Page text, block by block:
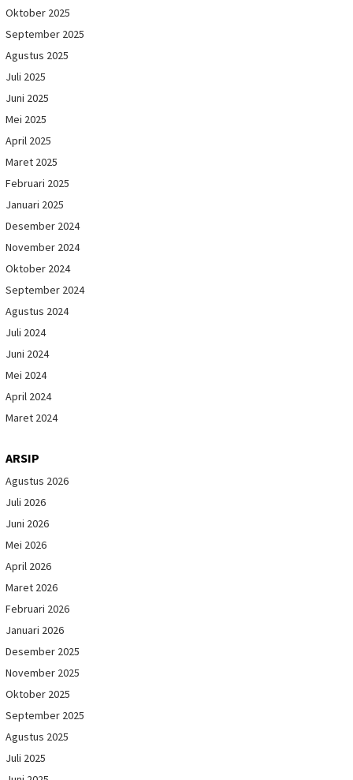
Oktober 2025
September 2025
Agustus 2025
Juli 2025
Juni 2025
Mei 2025
April 2025
Maret 2025
Februari 2025
Januari 2025
Desember 2024
November 2024
Oktober 2024
September 2024
Agustus 2024
Juli 2024
Juni 2024
Mei 2024
April 2024
Maret 2024
ARSIP
Agustus 2026
Juli 2026
Juni 2026
Mei 2026
April 2026
Maret 2026
Februari 2026
Januari 2026
Desember 2025
November 2025
Oktober 2025
September 2025
Agustus 2025
Juli 2025